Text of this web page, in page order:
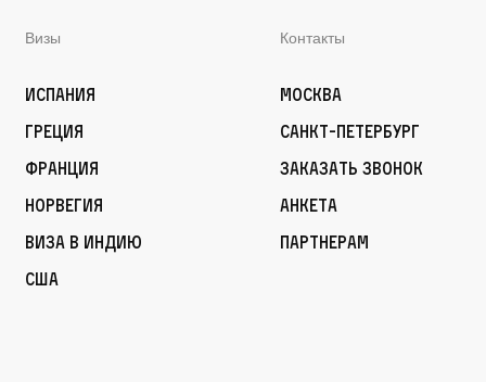
Визы
Испания
Греция
Франция
Норвегия
Виза в Индию
США
Контакты
Москва
Санкт-Петербург
Заказать звонок
Анкета
Партнерам